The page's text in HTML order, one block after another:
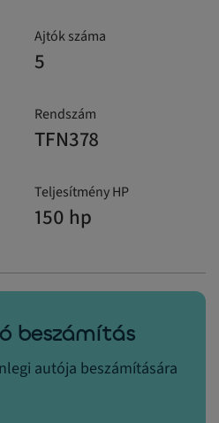
Ajtók száma
5
Rendszám
TFN378
Teljesítmény HP
150 hp
beszámítás
autója beszámítására